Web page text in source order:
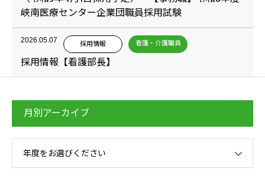
峡南医療センター企業団職員採用試験
2026.05.07 採用情報 看護・介護職員
採用情報【看護部長】
月別アーカイブ
年度をお選びください